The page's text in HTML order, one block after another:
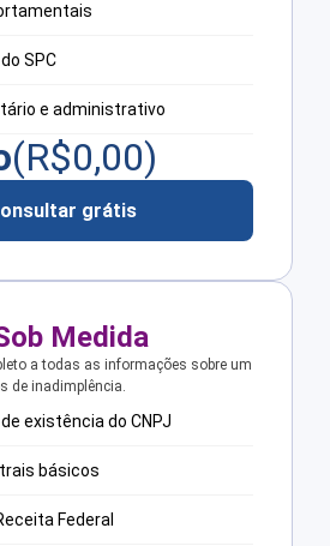
SPC
e administrativo
(R$0,00)
grátis
Medida
a todas as informações sobre um
de inadimplência.
existência do CNPJ
básicos
Federal